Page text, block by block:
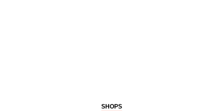
SHOPS